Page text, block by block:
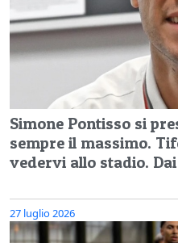
Simone Pontisso si
sempre il massimo.
vedervi allo stadio. Dai
27 luglio 2026